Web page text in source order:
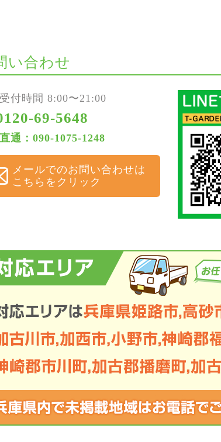
い合わせ
付時間 8:00〜21:00
69-5648
通：090-1075-1248
メールでのお問い合わせは
こちらをクリック